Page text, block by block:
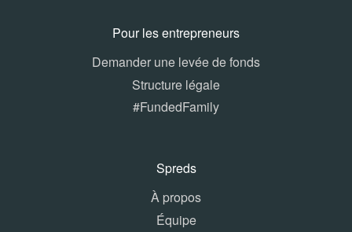
Pour les entrepreneurs
Demander une levée de fonds
Structure légale
#FundedFamily
Spreds
À propos
Équipe